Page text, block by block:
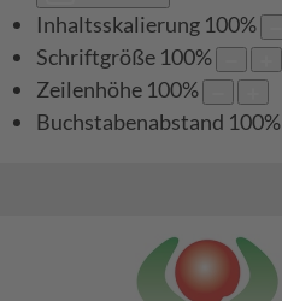
Inhaltsskalierung 100%
Schriftgröße 100%
Zeilenhöhe 100%
Buchstabenabstand 100%